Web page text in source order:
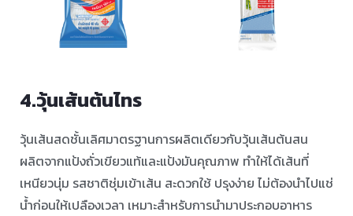
4.วุ้นเส้นต้นไทร
วุ้นเส้นสดชั้นเลิศมาตรฐานการผลิตเดียวกับวุ้นเส้นต้นสน
ผลิตจากแป้งถั่วเขียวแท้และแป้งมันคุณภาพ ทำให้ได้เส้นที่
เหนียวนุ่ม รสชาติชุ่มเข้าเส้น สะดวกใช้ ปรุงง่าย ไม่ต้องนำไปแช่
น้ำก่อนให้เปลืองเวลา เหมาะสำหรับการนำมาประกอบอาหาร